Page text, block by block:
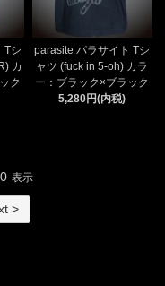
Tシ
カ
ク
parasite パラサイト Tシ
ャツ (fuck in 5-oh) カラ
ー：ブラック×ブラック
5,280円(内税)
表示
>